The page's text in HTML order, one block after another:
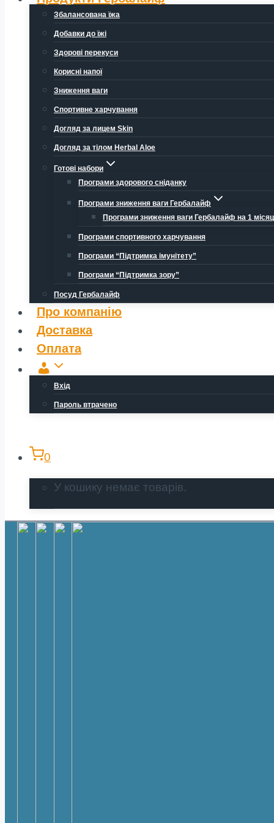
Збалансована їжа
Добавки до їжі
Здорові перекуси
Корисні напої
Зниження ваги
Спортивне харчування
Догляд за лицем Skin
Догляд за тілом Herbal Aloe
Готові набори
Програми здорового сніданку
Програми зниження ваги Гербалайф
Програми зниження ваги Гербалайф на 1
Програми спортивного харчування
Програми “Підтримка імунітету”
Програми “Підтримка зору”
Посуд Гербалайф
Про компанію
Доставка
Оплата
Обліковий
запис
Вхід
Пароль втрачено
0
У кошику немає товарів.